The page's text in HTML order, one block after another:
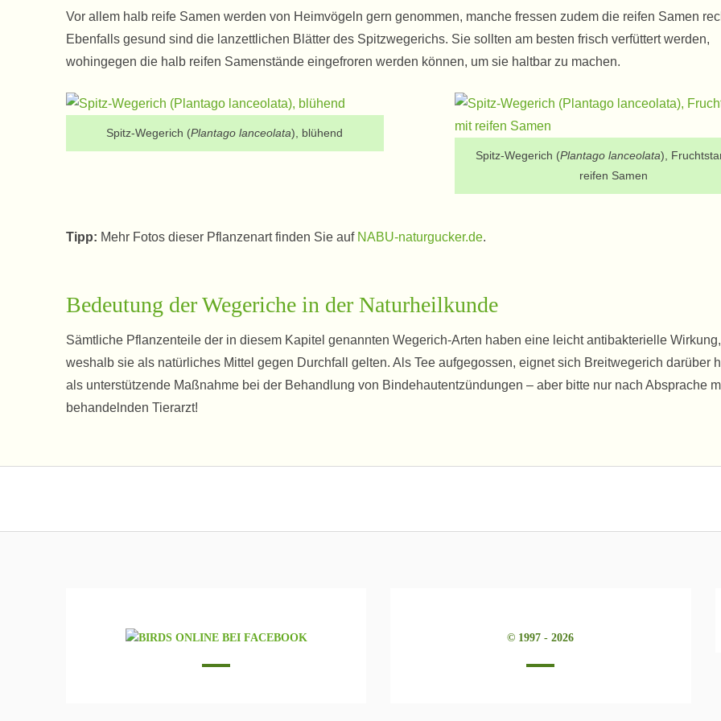
Vor allem halb reife Samen werden von Heimvögeln gern genommen, manche fressen zudem die reifen Samen
Ebenfalls gesund sind die lanzettlichen Blätter des Spitzwegerichs. Sie sollten am besten frisch verfüttert werden,
wohingegen die halb reifen Samenstände eingefroren werden können, um sie haltbar zu machen.
Spitz-Wegerich (Plantago lanceolata), blühend
Spitz-Wegerich (Plantago lanceolata),
reifen Samen
Tipp: Mehr Fotos dieser Pflanzenart finden Sie auf NABU-naturgucker.de.
Bedeutung der Wegeriche in der Naturheilkunde
Sämtliche Pflanzenteile der in diesem Kapitel genannten Wegerich-Arten haben eine leicht antibakterielle Wirkung,
weshalb sie als natürliches Mittel gegen Durchfall gelten. Als Tee aufgegossen, eignet sich Breitwegerich darüber
als unterstützende Maßnahme bei der Behandlung von Bindehautentzündungen – aber bitte nur nach Absprache
behandelnden Tierarzt!
© 1997 - 2026